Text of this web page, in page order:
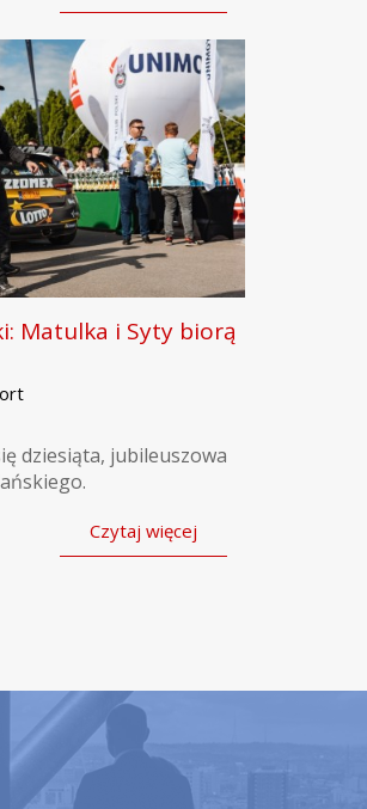
Matulka i Syty biorą
dziesiąta, jubileuszowa
Czytaj więcej